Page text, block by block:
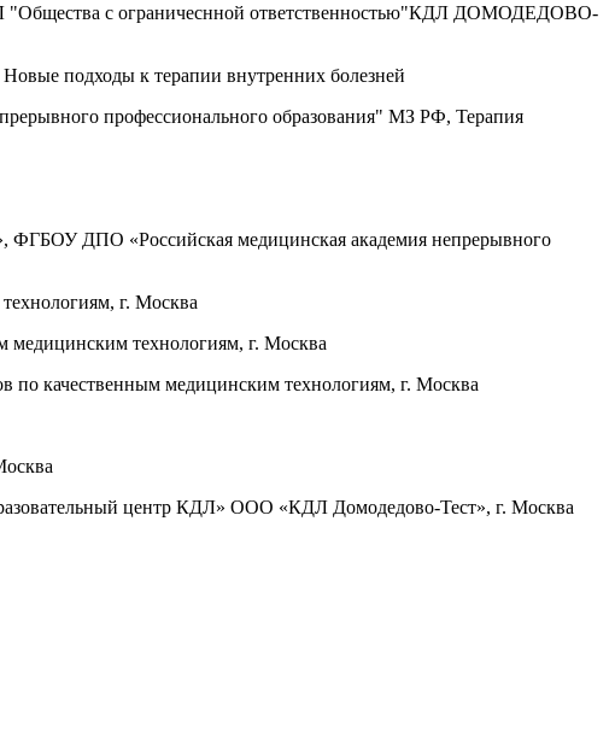
"Общества с ограничеснной ответственностью"КДЛ ДОМОДЕДОВО-
подходы к терапии внутренних болезней
профессионального образования" МЗ РФ, Терапия
ФГБОУ ДПО «Российская медицинская академия непрерывного
г. Москва
медицинским технологиям, г. Москва
по качественным медицинским технологиям, г. Москва
центр КДЛ» ООО «КДЛ Домодедово-Тест», г. Москва